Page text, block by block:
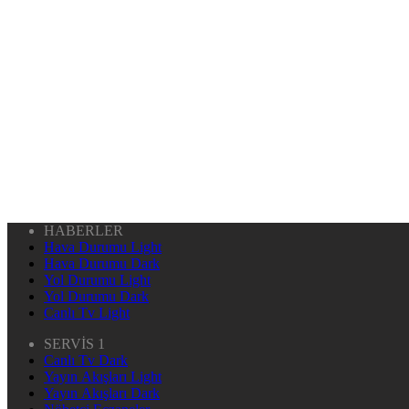
HABERLER
Hava Durumu Light
Hava Durumu Dark
Yol Durumu Light
Yol Durumu Dark
Canlı Tv Light
SERVİS 1
Canlı Tv Dark
Yayın Akışları Light
Yayın Akışları Dark